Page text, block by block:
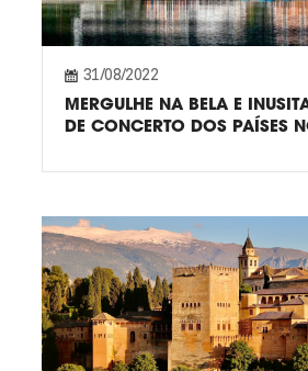
31/08/2022
MERGULHE NA BELA E
DE CONCERTO DOS PAÍSES